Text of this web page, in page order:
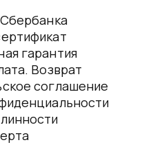
гарантия
Возврат
соглашение